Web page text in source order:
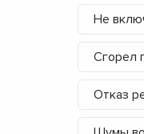
Не
Сгорел
Отказ